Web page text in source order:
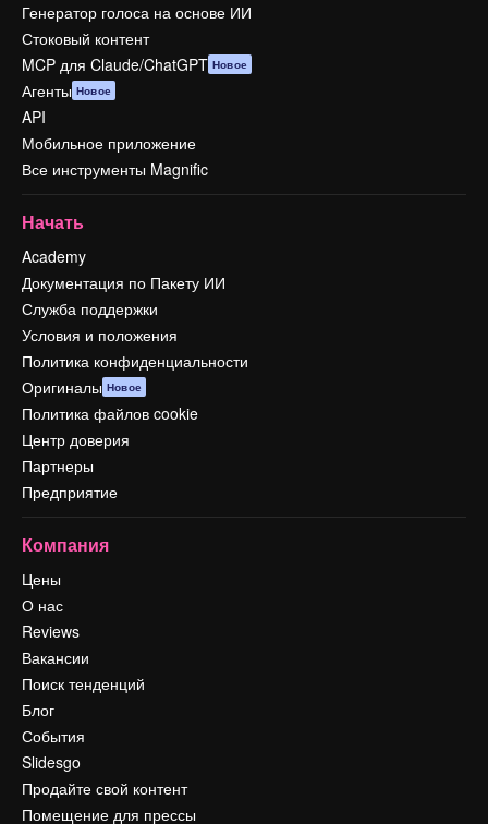
Генератор голоса на основе ИИ
Стоковый контент
MCP для Claude/ChatGPT Новое
Агенты Новое
API
Мобильное приложение
Все инструменты Magnific
Начать
Academy
Документация по Пакету ИИ
Служба поддержки
Условия и положения
Политика конфиденциальности
Оригиналы Новое
Политика файлов cookie
Центр доверия
Партнеры
Предприятие
Компания
Цены
О нас
Reviews
Вакансии
Поиск тенденций
Блог
События
Slidesgo
Продайте свой контент
Помещение для прессы